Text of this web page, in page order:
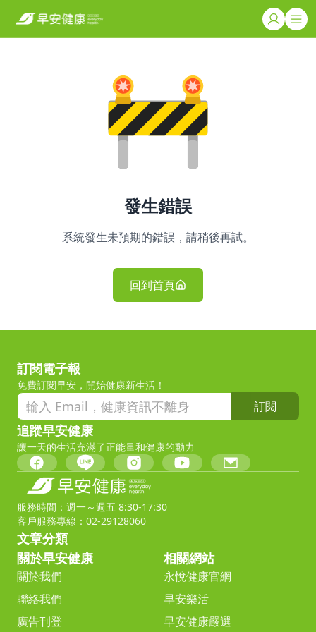
發生錯誤
系統發生未預期的錯誤，請稍後再試。
回到首頁
訂閱電子報
免費訂閱早安，開始健康新生活！
訂閱
追蹤早安健康
讓一天的生活充滿了正能量和健康的動力
服務時間：週一～週五 8:30-17:30
客戶服務專線：02-29128060
文章分類
關於早安健康
關於我們
聯絡我們
廣告刊登
相關網站
永悅健康官網
早安樂活
早安健康嚴選